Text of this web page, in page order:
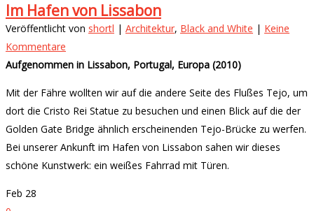
Im Hafen von Lissabon
Veröffentlicht von shortl | Architektur, Black and White | Keine
Kommentare
Aufgenommen in Lissabon, Portugal, Europa (2010)
Mit der Fähre wollten wir auf die andere Seite des Flußes Tejo, um
dort die Cristo Rei Statue zu besuchen und einen Blick auf die der
Golden Gate Bridge ähnlich erscheinenden Tejo-Brücke zu werfen.
Bei unserer Ankunft im Hafen von Lissabon sahen wir dieses
schöne Kunstwerk: ein weißes Fahrrad mit Türen.
Feb 28